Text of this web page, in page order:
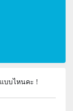
บบไหนคะ !